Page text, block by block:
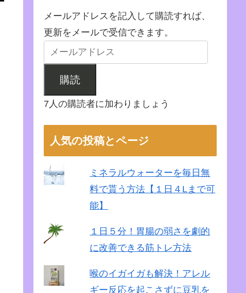
メールアドレスを記入して購読すれば、
更新をメールで受信できます。
購読
7人の購読者に加わりましょう
人気の投稿とページ
ミネラルウォーターを毎日無
料で貰う方法【１日４Lまで可
能】
１日５分！胃腸の弱さを劇的
に改善できる筋トレ方法
喉のイガイガも解決！アレル
ギー反応を起こさずに豆乳を